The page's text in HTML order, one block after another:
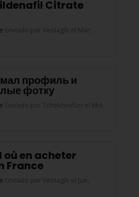
Citrate
Enviado por Veolagib el Mar,
профиль и
фотку
Enviado por TchekhovSor el Mié,
en acheter
France
Enviado por Veolagib el Jue,